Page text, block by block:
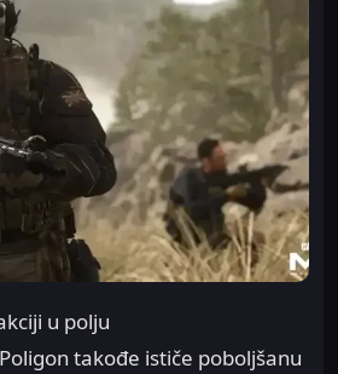
u polju
takođe ističe poboljšanu